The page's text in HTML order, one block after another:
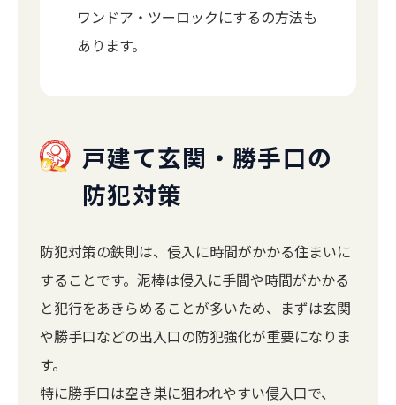
ワンドア・ツーロックにするの方法も
あります。
戸建て玄関・勝手口の
防犯対策
防犯対策の鉄則は、侵入に時間がかかる住まいに
することです。泥棒は侵入に手間や時間がかかる
と犯行をあきらめることが多いため、まずは玄関
や勝手口などの出入口の防犯強化が重要になりま
す。
特に勝手口は空き巣に狙われやすい侵入口で、